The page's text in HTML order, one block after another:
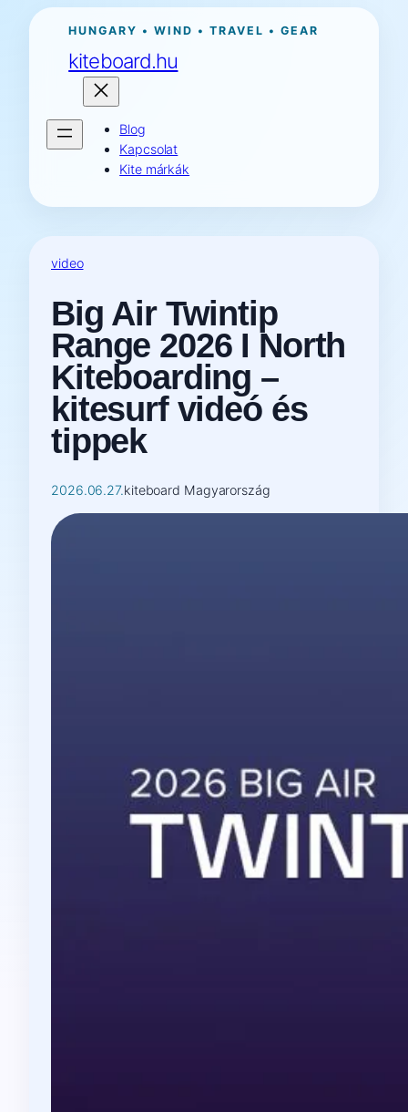
Ugrás
tartalomhoz
HUNGARY • WIND • TRAVEL • GEAR
kiteboard.hu
Blog
Kapcsolat
Kite márkák
video
Big Air Twintip
Range 2026 I North
Kiteboarding –
kitesurf videó és
tippek
2026.06.27.kiteboard Magyarország